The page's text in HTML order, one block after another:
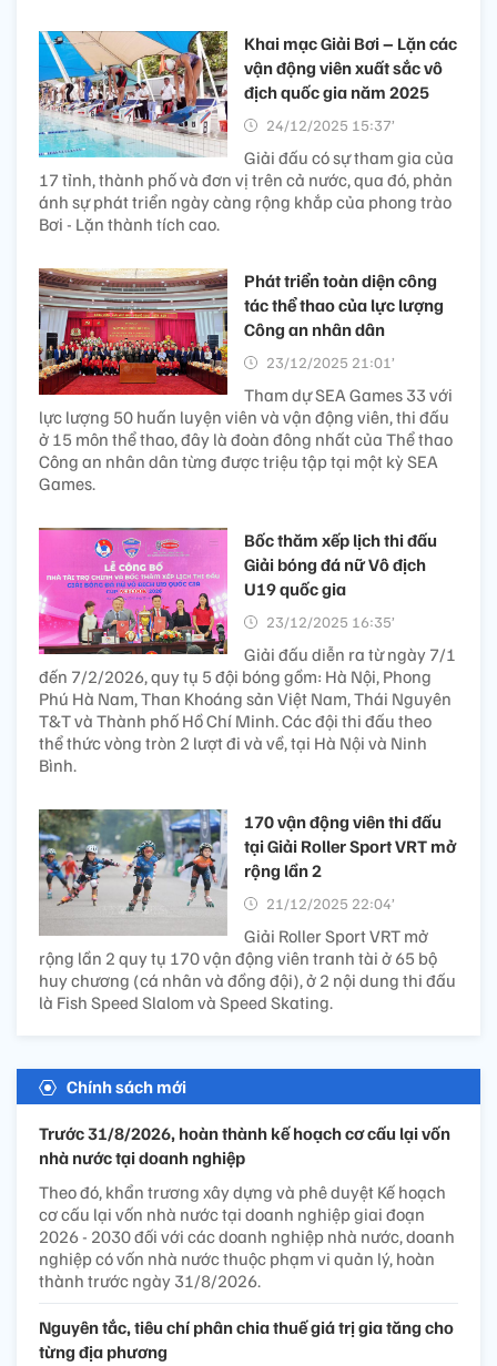
Khai mạc Giải Bơi – Lặn các
vận động viên xuất sắc vô
địch quốc gia năm 2025
24/12/2025 15:37’
Giải đấu có sự tham gia của
17 tỉnh, thành phố và đơn vị trên cả nước, qua đó, phản
ánh sự phát triển ngày càng rộng khắp của phong trào
Bơi - Lặn thành tích cao.
Phát triển toàn diện công
tác thể thao của lực lượng
Công an nhân dân
23/12/2025 21:01’
Tham dự SEA Games 33 với
lực lượng 50 huấn luyện viên và vận động viên, thi đấu
ở 15 môn thể thao, đây là đoàn đông nhất của Thể thao
Công an nhân dân từng được triệu tập tại một kỳ SEA
Games.
Bốc thăm xếp lịch thi đấu
Giải bóng đá nữ Vô địch
U19 quốc gia
23/12/2025 16:35’
Giải đấu diễn ra từ ngày 7/1
đến 7/2/2026, quy tụ 5 đội bóng gồm: Hà Nội, Phong
Phú Hà Nam, Than Khoáng sản Việt Nam, Thái Nguyên
T&T và Thành phố Hồ Chí Minh. Các đội thi đấu theo
thể thức vòng tròn 2 lượt đi và về, tại Hà Nội và Ninh
Bình.
170 vận động viên thi đấu
tại Giải Roller Sport VRT mở
rộng lần 2
21/12/2025 22:04’
Giải Roller Sport VRT mở
rộng lần 2 quy tụ 170 vận động viên tranh tài ở 65 bộ
huy chương (cá nhân và đồng đội), ở 2 nội dung thi đấu
là Fish Speed Slalom và Speed Skating.
Chính sách mới
Trước 31/8/2026, hoàn thành kế hoạch cơ cấu lại vốn
nhà nước tại doanh nghiệp
Theo đó, khẩn trương xây dựng và phê duyệt Kế hoạch
cơ cấu lại vốn nhà nước tại doanh nghiệp giai đoạn
2026 - 2030 đối với các doanh nghiệp nhà nước, doanh
nghiệp có vốn nhà nước thuộc phạm vi quản lý, hoàn
thành trước ngày 31/8/2026.
Nguyên tắc, tiêu chí phân chia thuế giá trị gia tăng cho
từng địa phương